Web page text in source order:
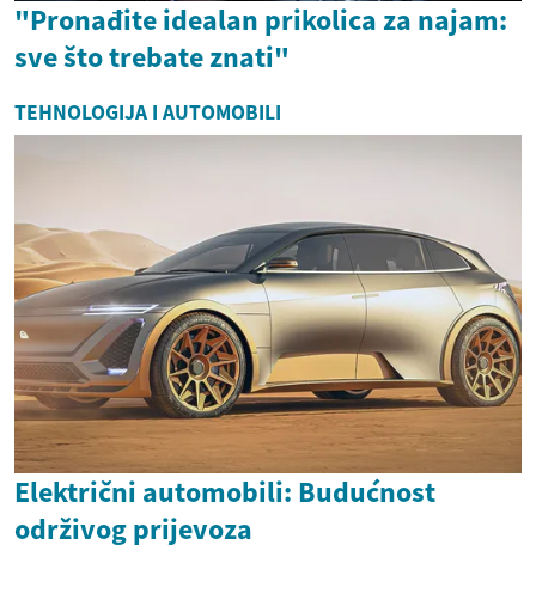
"Pronađite idealan prikolica za najam:
sve što trebate znati"
TEHNOLOGIJA I AUTOMOBILI
Električni automobili: Budućnost
održivog prijevoza